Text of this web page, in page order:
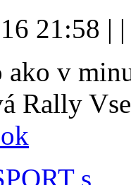
21:58 |
ako v
Rally